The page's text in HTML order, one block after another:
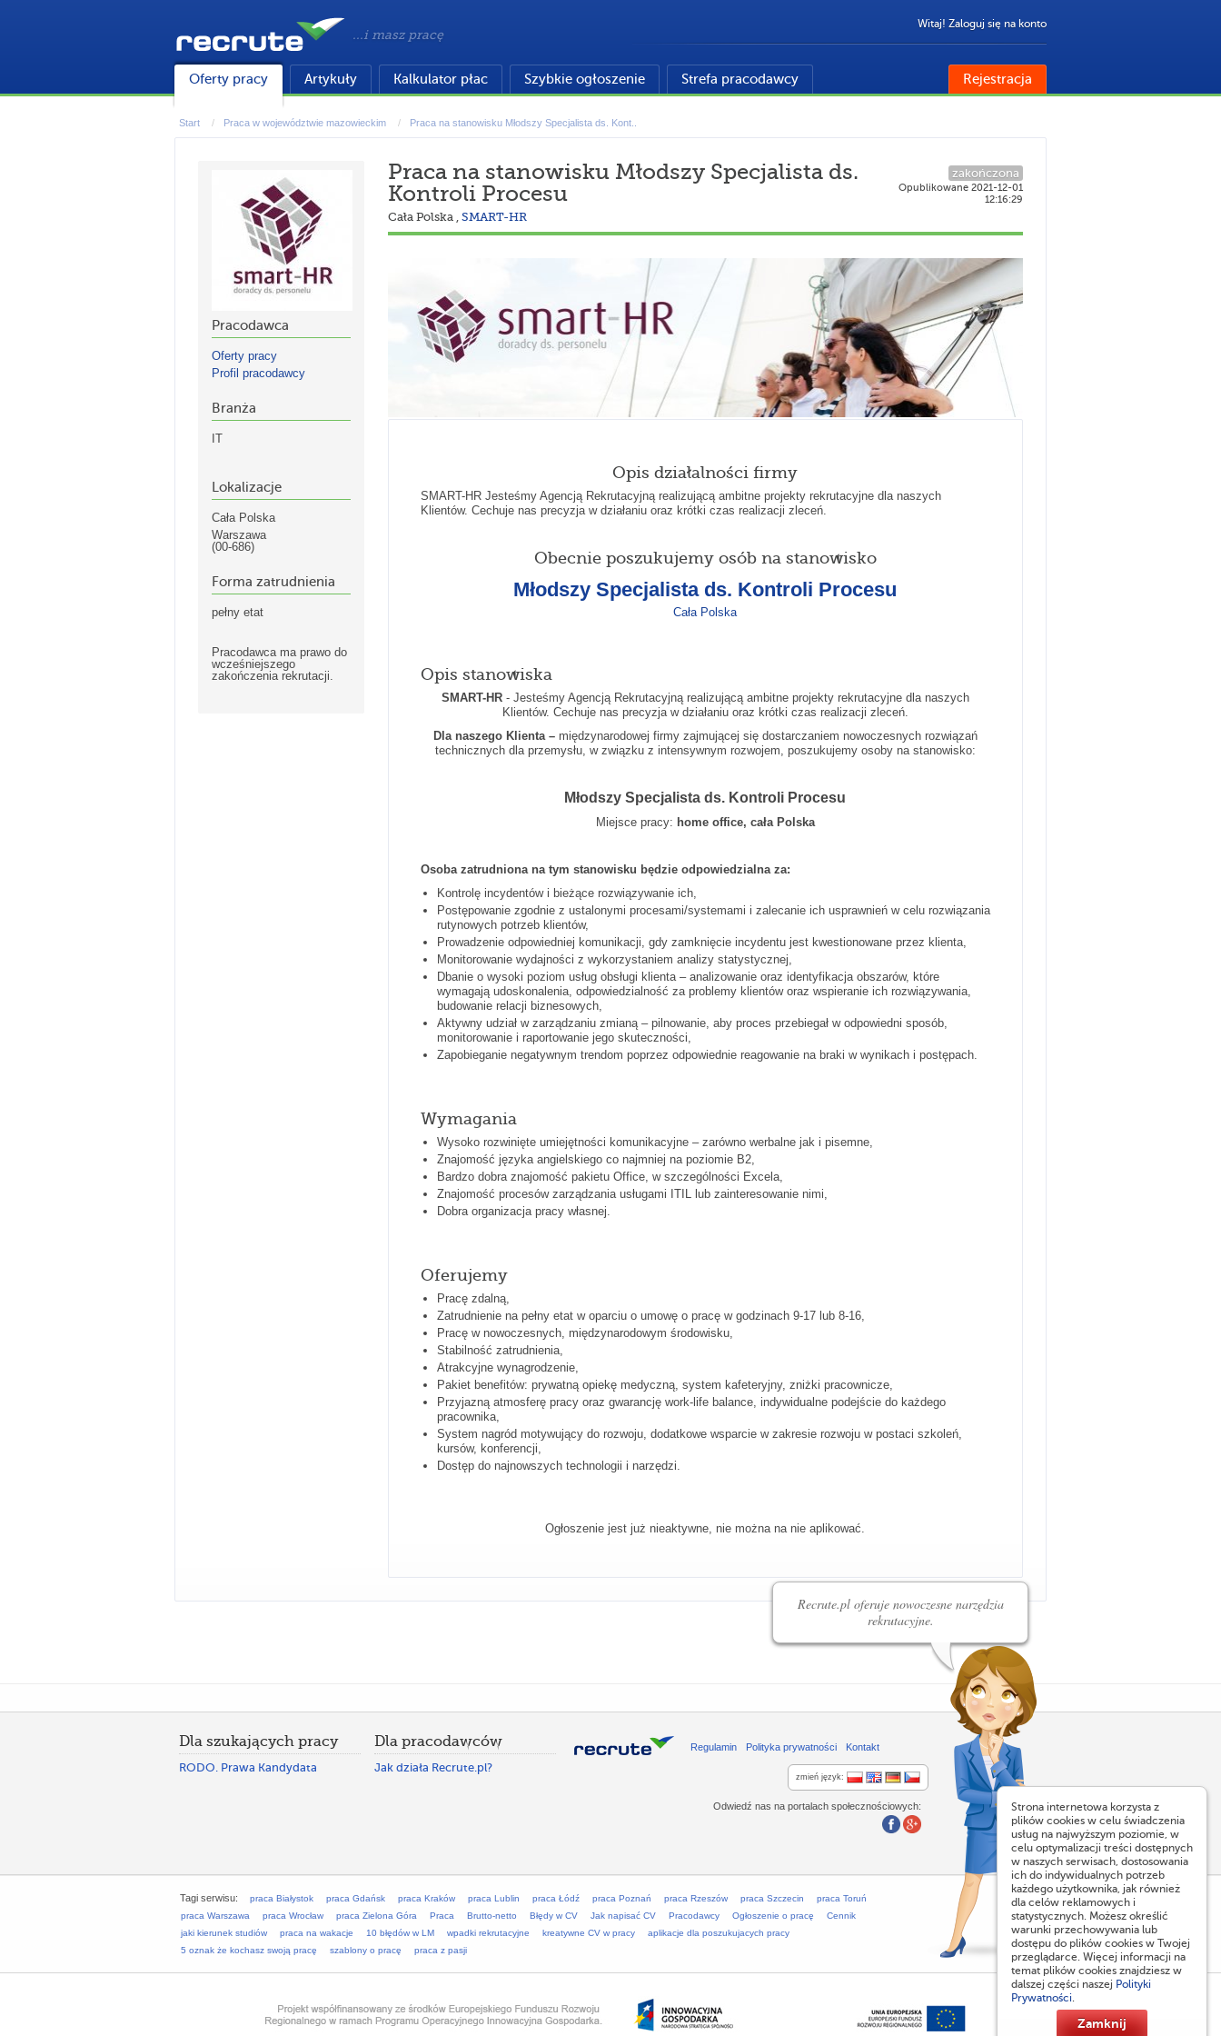
Strona internetowa korzysta z
plików cookies w celu świadczenia
usług na najwyższym poziomie, w
celu optymalizacji treści dostępnych
w naszych serwisach, dostosowania
ich do indywidualnych potrzeb
każdego użytkownika, jak również
dla celów reklamowych i
statystycznych. Możesz określić
warunki przechowywania lub
dostępu do plików cookies w Twojej
przeglądarce. Więcej informacji na
temat plików cookies znajdziesz w
dalszej części naszej Polityki
Prywatności.
Zamknij
...i masz pracę
Witaj! Zaloguj się na konto
Oferty pracy Artykuły Kalkulator płac Szybkie ogłoszenie Strefa pracodawcy Rejestracja
Start Praca w województwie mazowieckim Praca na stanowisku Młodszy Specjalista ds. Kont..
Pracodawca
Oferty pracy
Profil pracodawcy
Branża
IT
Lokalizacje
Cała Polska
Warszawa
(00-686)
Forma zatrudnienia
pełny etat
Pracodawca ma prawo do
wcześniejszego
zakończenia rekrutacji.
Praca na stanowisku Młodszy Specjalista ds.
Kontroli Procesu
Cała Polska, SMART-HR
zakończona
Opublikowane 2021-12-01
12:16:29
Opis działalności firmy
SMART-HR Jesteśmy Agencją Rekrutacyjną realizującą ambitne projekty rekrutacyjne dla naszych
Klientów. Cechuje nas precyzja w działaniu oraz krótki czas realizacji zleceń.
Obecnie poszukujemy osób na stanowisko
Młodszy Specjalista ds. Kontroli Procesu
Cała Polska
Opis stanowiska
SMART-HR- Jesteśmy Agencją Rekrutacyjną realizującą ambitne projekty rekrutacyjne dla naszych
Klientów. Cechuje nas precyzja w działaniu oraz krótki czas realizacji zleceń.
Dla naszego Klienta –międzynarodowej firmy zajmującej się dostarczaniem nowoczesnych rozwiązań
technicznych dla przemysłu, w związku z intensywnym rozwojem, poszukujemy osoby na stanowisko:
Młodszy Specjalista ds. Kontroli Procesu
Miejsce pracy: home office, cała Polska
Osoba zatrudniona na tym stanowisku będzie odpowiedzialna za:
Kontrolę incydentów i bieżące rozwiązywanie ich,
Postępowanie zgodnie z ustalonymi procesami/systemami i zalecanie ich usprawnień w celu rozwiązania
rutynowych potrzeb klientów,
Prowadzenie odpowiedniej komunikacji, gdy zamknięcie incydentu jest kwestionowane przez klienta,
Monitorowanie wydajności z wykorzystaniem analizy statystycznej,
Dbanie o wysoki poziom usług obsługi klienta – analizowanie oraz identyfikacja obszarów, które
wymagają udoskonalenia, odpowiedzialność za problemy klientów oraz wspieranie ich rozwiązywania,
budowanie relacji biznesowych,
Aktywny udział w zarządzaniu zmianą – pilnowanie, aby proces przebiegał w odpowiedni sposób,
monitorowanie i raportowanie jego skuteczności,
Zapobieganie negatywnym trendom poprzez odpowiednie reagowanie na braki w wynikach i postępach.
Wymagania
Wysoko rozwinięte umiejętności komunikacyjne – zarówno werbalne jak i pisemne,
Znajomość języka angielskiego co najmniej na poziomie B2,
Bardzo dobra znajomość pakietu Office, w szczególności Excela,
Znajomość procesów zarządzania usługami ITIL lub zainteresowanie nimi,
Dobra organizacja pracy własnej.
Oferujemy
Pracę zdalną,
Zatrudnienie na pełny etat w oparciu o umowę o pracę w godzinach 9-17 lub 8-16,
Pracę w nowoczesnych, międzynarodowym środowisku,
Stabilność zatrudnienia,
Atrakcyjne wynagrodzenie,
Pakiet benefitów: prywatną opiekę medyczną, system kafeteryjny, zniżki pracownicze,
Przyjazną atmosferę pracy oraz gwarancję work-life balance, indywidualne podejście do każdego
pracownika,
System nagród motywujący do rozwoju, dodatkowe wsparcie w zakresie rozwoju w postaci szkoleń,
kursów, konferencji,
Dostęp do najnowszych technologii i narzędzi.
Ogłoszenie jest już nieaktywne, nie można na nie aplikować.
Dla szukających pracy
RODO. Prawa Kandydata
Dla pracodawców
Jak działa Recrute.pl?
Regulamin Polityka prywatności Kontakt
zmień język:
Odwiedź nas na portalach społecznościowych:
Recrute.pl oferuje nowoczesne narzędzia
rekrutacyjne.
Tagi serwisu: praca Białystok praca Gdańsk praca Kraków praca Lublin praca Łódź praca Poznań praca Rzeszów praca Szczecin
praca Toruń
praca Warszawa
praca Wrocław praca Zielona Góra Praca Brutto-netto Błędy w CV Jak napisać CV Pracodawcy Ogłoszenie o pracę
Cennik
jaki kierunek studiów
praca na wakacje 10 błędów w LM wpadki rekrutacyjne kreatywne CV w pracy
aplikacje dla poszukujacych pracy
5 oznak że kochasz swoją pracę
szablony o pracę praca z pasji